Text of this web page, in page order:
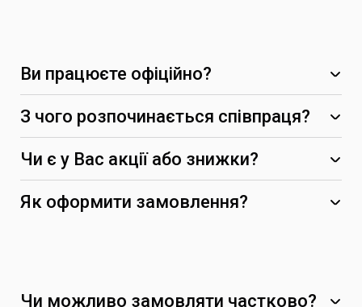
Ви працюєте офіційно?
З чого розпочинається співпраця?
Чи є у Вас акції або знижки?
-5%
Як оформити замовлення?
Чи можливо замовляти частково?